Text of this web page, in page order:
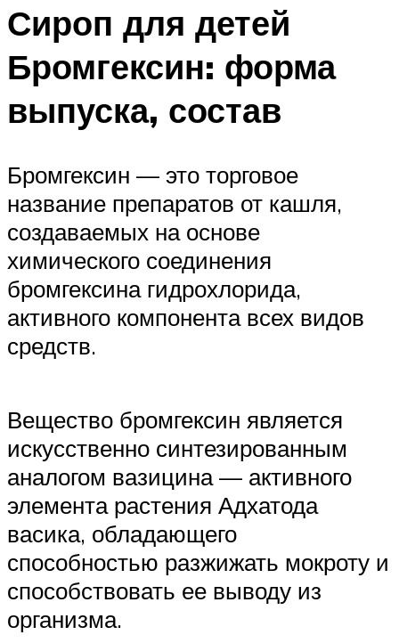
Сироп для детей
Бромгексин: форма
выпуска, состав
Бромгексин — это торговое
название препаратов от кашля,
создаваемых на основе
химического соединения
бромгексина гидрохлорида,
активного компонента всех видов
средств.
Вещество бромгексин является
искусственно синтезированным
аналогом вазицина — активного
элемента растения Адхатода
васика, обладающего
способностью разжижать мокроту и
способствовать ее выводу из
организма.